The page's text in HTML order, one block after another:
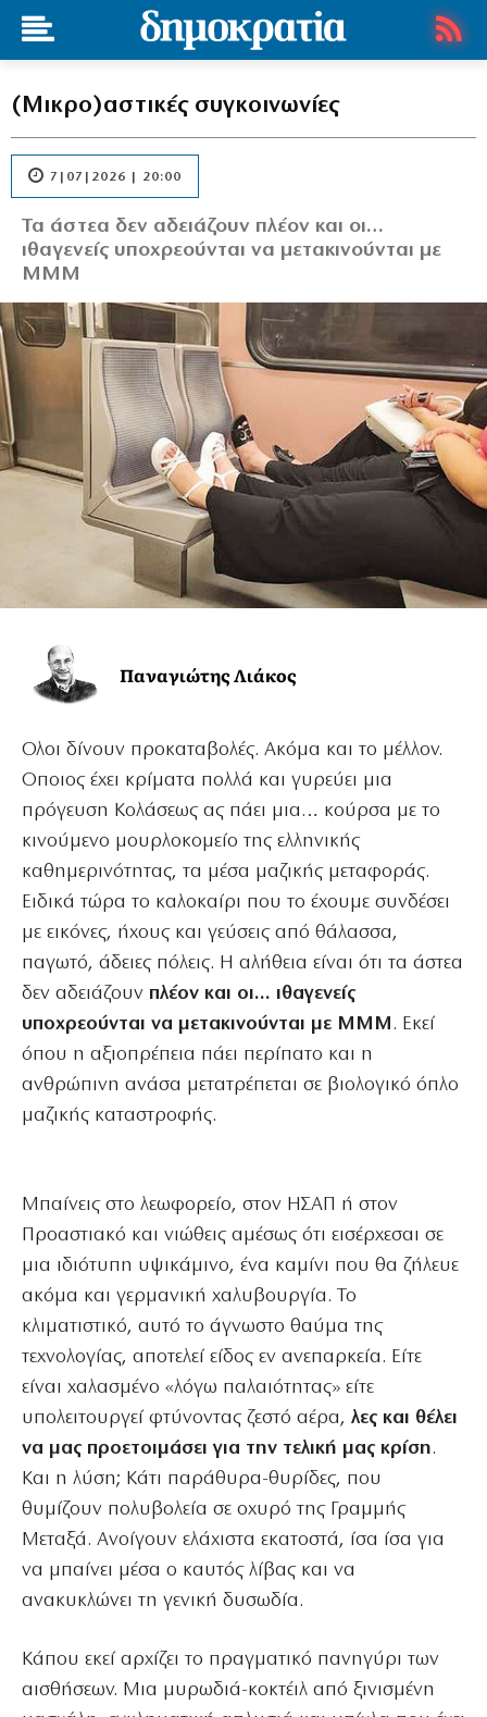
(Μικρο)αστικές συγκοινωνίες
7|07|2026 | 20:00
Τα άστεα δεν αδειάζουν πλέον και οι…
ιθαγενείς υποχρεούνται να μετακινούνται με
ΜΜΜ
Παναγιώτης Λιάκος
Ολοι δίνουν προκαταβολές. Ακόμα και το μέλλον.
Οποιος έχει κρίματα πολλά και γυρεύει μια
πρόγευση Κολάσεως ας πάει μια… κούρσα με το
κινούμενο μουρλοκομείο της ελληνικής
καθημερινότητας, τα μέσα μαζικής μεταφοράς.
Ειδικά τώρα το καλοκαίρι που το έχουμε συνδέσει
με εικόνες, ήχους και γεύσεις από θάλασσα,
παγωτό, άδειες πόλεις. Η αλήθεια είναι ότι τα άστεα
δεν αδειάζουν πλέον και οι… ιθαγενείς
υποχρεούνται να μετακινούνται με ΜΜΜ. Εκεί
όπου η αξιοπρέπεια πάει περίπατο και η
ανθρώπινη ανάσα μετατρέπεται σε βιολογικό όπλο
μαζικής καταστροφής.
Μπαίνεις στο λεωφορείο, στον ΗΣΑΠ ή στον
Προαστιακό και νιώθεις αμέσως ότι εισέρχεσαι σε
μια ιδιότυπη υψικάμινο, ένα καμίνι που θα ζήλευε
ακόμα και γερμανική χαλυβουργία. Το
κλιματιστικό, αυτό το άγνωστο θαύμα της
τεχνολογίας, αποτελεί είδος εν ανεπαρκεία. Είτε
είναι χαλασμένο «λόγω παλαιότητας» είτε
υπολειτουργεί φτύνοντας ζεστό αέρα, λες και θέλει
να μας προετοιμάσει για την τελική μας κρίση.
Και η λύση; Κάτι παράθυρα-θυρίδες, που
θυμίζουν πολυβολεία σε οχυρό της Γραμμής
Μεταξά. Ανοίγουν ελάχιστα εκατοστά, ίσα ίσα για
να μπαίνει μέσα ο καυτός λίβας και να
ανακυκλώνει τη γενική δυσωδία.
Κάπου εκεί αρχίζει το πραγματικό πανηγύρι των
αισθήσεων. Μια μυρωδιά-κοκτέιλ από ξινισμένη